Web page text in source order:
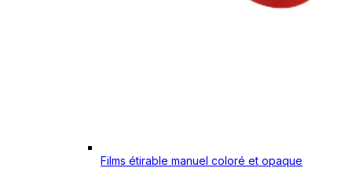
Films étirable manuel coloré et opaque